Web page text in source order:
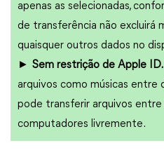
apenas as selecionadas,
de transferência não excluirá
quaisquer outros dados no
► Sem restrição de Apple ID.
arquivos como músicas entre
pode transferir arquivos
computadores livremente.